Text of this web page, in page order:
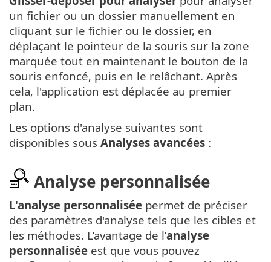
un fichier ou un dossier manuellement en
cliquant sur le fichier ou le dossier, en
déplaçant le pointeur de la souris sur la zone
marquée tout en maintenant le bouton de la
souris enfoncé, puis en le relâchant. Après
cela, l'application est déplacée au premier
plan.
Les options d'analyse suivantes sont
disponibles sous Analyses avancées :
Analyse personnalisée
L'analyse personnalisée permet de préciser
des paramètres d'analyse tels que les cibles et
les méthodes. L’avantage de l’analyse
personnalisée est que vous pouvez